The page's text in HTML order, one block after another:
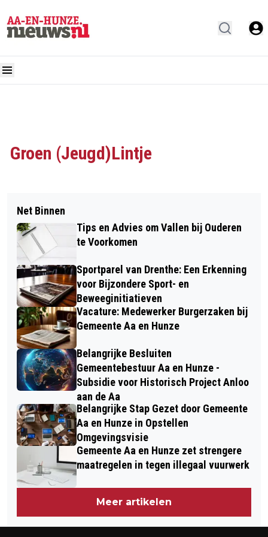
Groen (Jeugd)Lintje
Net Binnen
Tips en Advies om Vallen bij Ouderen
te Voorkomen
Sportparel van Drenthe: Een Erkenning
voor Bijzondere Sport- en
Beweeginitiatieven
Vacature: Medewerker Burgerzaken bij
Gemeente Aa en Hunze
Belangrijke Besluiten
Gemeentebestuur Aa en Hunze -
Subsidie voor Historisch Project Anloo
aan de Aa
Belangrijke Stap Gezet door Gemeente
Aa en Hunze in Opstellen
Omgevingsvisie
Gemeente Aa en Hunze zet strengere
maatregelen in tegen illegaal vuurwerk
Meer artikelen